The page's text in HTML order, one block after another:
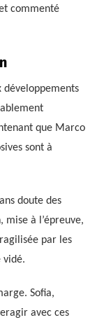
commenté
développements
que Marco
sont à
doute des
à l’épreuve,
par les
vidé.
Sofia,
avec ces